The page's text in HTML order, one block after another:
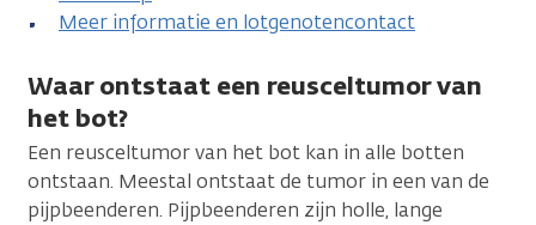
Meer informatie en lotgenotencontact
Waar ontstaat een reusceltumor van
het bot?
Een reusceltumor van het bot kan in alle botten
ontstaan. Meestal ontstaat de tumor in een van de
pijpbeenderen. Pijpbeenderen zijn holle, lange